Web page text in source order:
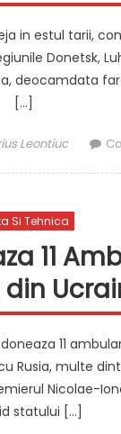
in estul tarii,
Donetsk,
deocamdata
[…]
Leontiuc
Si Tehnica
11
11
Rusia, multe
Nicolae-
statului […]